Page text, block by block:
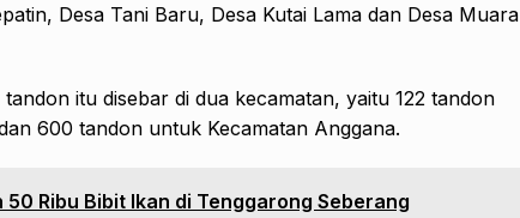
Desa Tani Baru, Desa Kutai Lama dan Desa Muara
itu disebar di dua kecamatan, yaitu 122 tandon
600 tandon untuk Kecamatan Anggana.
50 Ribu Bibit Ikan di Tenggarong Seberang